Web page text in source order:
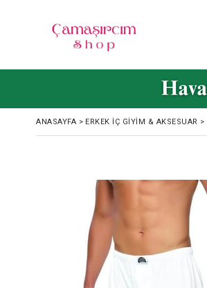
ANASAYFA > ERKEK İÇ GIYIM & AKSESUAR >